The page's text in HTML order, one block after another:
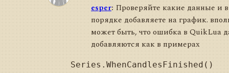
esper: Проверяйте какие данные и
порядке добавляете на график.
может быть, что ошибка в QuikLua
добавляются как в примерах
Series.WhenCandlesFinished()